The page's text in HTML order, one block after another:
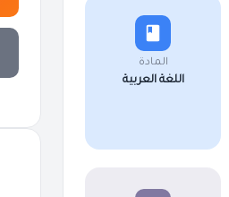
المادة
اللغة العربية